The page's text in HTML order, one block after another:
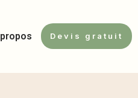
Devis gratuit